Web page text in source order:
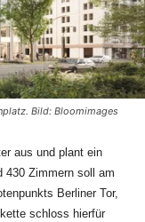
Bild: Bloomimages
aus und plant ein
430 Zimmern soll am
Berliner Tor,
schloss hierfür